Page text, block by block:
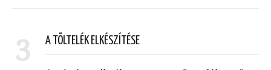
3 A TÖLTELÉK ELKÉSZÍTÉSE